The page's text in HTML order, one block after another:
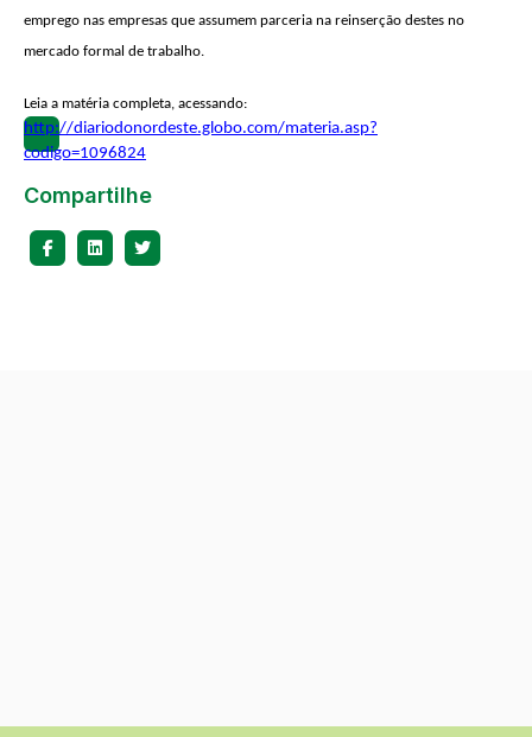
emprego nas empresas que assumem parceria na reinserção destes no
mercado formal de trabalho.
Leia a matéria completa, acessando:
http://diariodonordeste.globo.com/materia.asp?
codigo=1096824
Compartilhe